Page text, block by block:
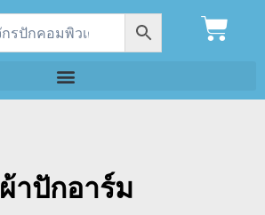
ผ้าปักอาร์ม